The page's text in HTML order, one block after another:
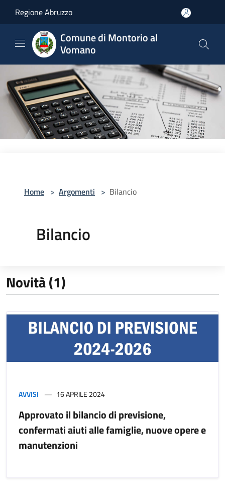
Regione Abruzzo
Comune di Montorio al
Vomano
Home > Argomenti > Bilancio
Bilancio
Novità (1)
AVVISI 16 APRILE 2024
Approvato il bilancio di previsione,
confermati aiuti alle famiglie, nuove opere e
manutenzioni